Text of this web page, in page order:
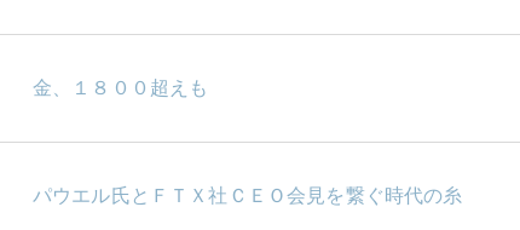
金、１８００超えも
パウエル氏とＦＴＸ社ＣＥＯ会見を繋ぐ時代の糸